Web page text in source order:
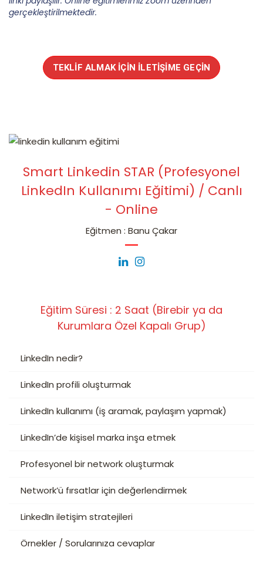
gerçekleştirilmektedir.
TEKLIF ALMAK İÇIN İLETIŞIME GEÇIN
Smart Linkedin STAR (Profesyonel
LinkedIn Kullanımı Eğitimi) / Canlı
- Online
Eğitmen : Banu Çakar
Eğitim Süresi : 2 Saat (Birebir ya da
Kurumlara Özel Kapalı Grup)
LinkedIn nedir?
LinkedIn profili oluşturmak
LinkedIn kullanımı (iş aramak, paylaşım yapmak)
LinkedIn’de kişisel marka inşa etmek
Profesyonel bir network oluşturmak
Network’ü fırsatlar için değerlendirmek
LinkedIn iletişim stratejileri
Örnekler / Sorularınıza cevaplar